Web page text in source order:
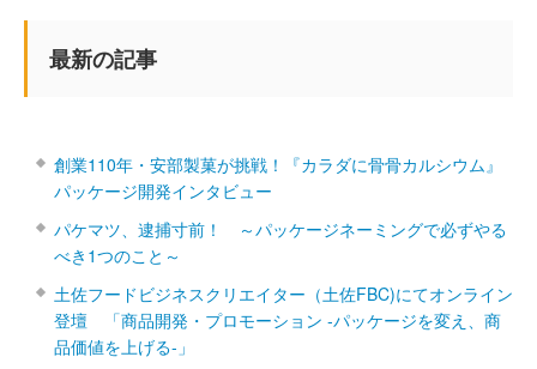
最新の記事
創業110年・安部製菓が挑戦！『カラダに骨骨カルシウム』
パッケージ開発インタビュー
パケマツ、逮捕寸前！ ～パッケージネーミングで必ずやる
べき1つのこと～
土佐フードビジネスクリエイター（土佐FBC)にてオンライン
登壇 「商品開発・プロモーション ‐パッケージを変え、商
品価値を上げる‐」